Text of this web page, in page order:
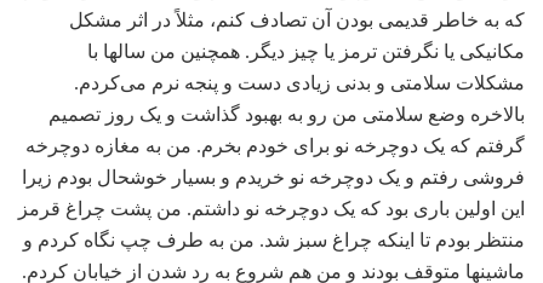
که به خاطر قدیمی بودن آن تصادف کنم، مثلاً در اثر مشکل
مکانیکی یا نگرفتن ترمز یا چیز دیگر. همچنین من سالها با
مشکلات سلامتی و بدنی زیادی دست و پنجه نرم می‌کردم.
بالاخره وضع سلامتی من رو به بهبود گذاشت و یک روز تصمیم
گرفتم که یک دوچرخه نو برای خودم بخرم. من به مغازه دوچرخه
فروشی رفتم و یک دوچرخه نو خریدم و بسیار خوشحال بودم زیرا
این اولین باری بود که یک دوچرخه نو داشتم. من پشت چراغ قرمز
منتظر بودم تا اینکه چراغ سبز شد. من به طرف چپ نگاه کردم و
ماشینها متوقف بودند و من هم شروع به رد شدن از خیابان کردم.